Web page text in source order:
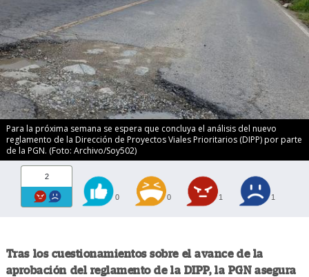
Para la próxima semana se espera que concluya el análisis del nuevo
reglamento de la Dirección de Proyectos Viales Prioritarios (DIPP) por parte
de la PGN. (Foto: Archivo/Soy502)
2
0 0 1 1
Tras los cuestionamientos sobre el avance de la
aprobación del reglamento de la DIPP, la PGN asegura